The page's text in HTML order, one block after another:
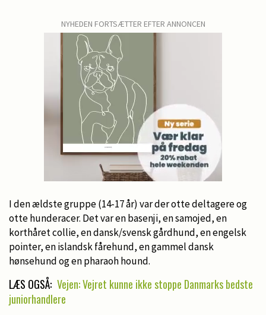
NYHEDEN FORTSÆTTER EFTER ANNONCEN
I den ældste gruppe (14-17 år) var der otte deltagere og
otte hunderacer. Det var en basenji, en samojed, en
korthåret collie, en dansk/svensk gårdhund, en engelsk
pointer, en islandsk fårehund, en gammel dansk
hønsehund og en pharaoh hound.
LÆS OGSÅ: Vejen: Vejret kunne ikke stoppe Danmarks bedste
juniorhandlere